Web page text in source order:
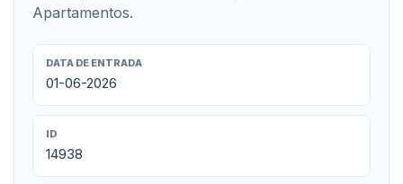
Apartamentos.
DATA DE ENTRADA
01-06-2026
ID
14938